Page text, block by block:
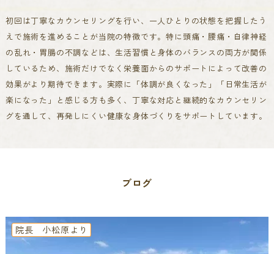
初回は丁寧なカウンセリングを行い、一人ひとりの状態を把握したう
えで施術を進めることが当院の特徴です。特に頭痛・腰痛・自律神経
の乱れ・胃腸の不調などは、生活習慣と身体のバランスの両方が関係
しているため、施術だけでなく栄養面からのサポートによって改善の
効果がより期待できます。 実際に「体調が良くなった」「日常生活が
楽になった」と感じる方も多く、丁寧な対応と継続的なカウンセリン
グを通して、再発しにくい健康な身体づくりをサポートしています。
ブログ
院長 小松原より